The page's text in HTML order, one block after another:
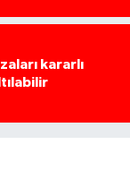
kararlı